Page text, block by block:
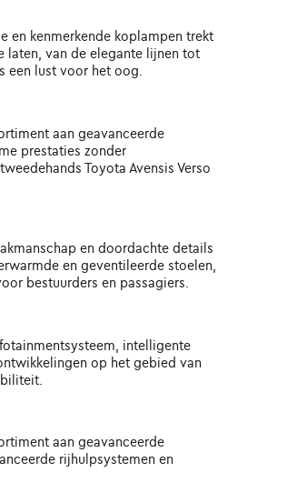
en kenmerkende koplampen trekt
laten, van de elegante lijnen tot
een lust voor het oog.
aan geavanceerde
prestaties zonder
Toyota Avensis Verso
en doordachte details
en geventileerde stoelen,
bestuurders en passagiers.
intelligente
op het gebied van
aan geavanceerde
rijhulpsystemen en